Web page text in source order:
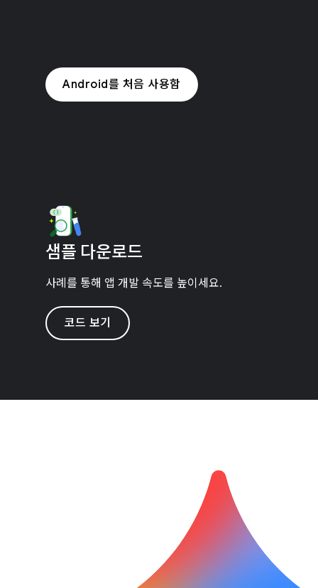
Android를 처음 사용함
샘플 다운로드
사례를 통해 앱 개발 속도를 높이세요.
코드 보기